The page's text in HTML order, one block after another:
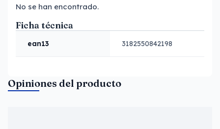
No se han encontrado.
Ficha técnica
ean13 3182550842198
Opiniones del producto